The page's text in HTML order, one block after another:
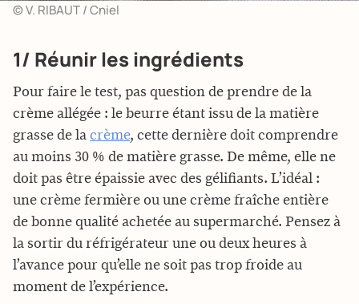
© V. RIBAUT / Cniel
1/ Réunir les ingrédients
Pour faire le test, pas question de prendre de la
crème allégée : le beurre étant issu de la matière
grasse de la crème, cette dernière doit comprendre
au moins 30 % de matière grasse. De même, elle ne
doit pas être épaissie avec des gélifiants. L’idéal :
une crème fermière ou une crème fraîche entière
de bonne qualité achetée au supermarché. Pensez à
la sortir du réfrigérateur une ou deux heures à
l’avance pour qu’elle ne soit pas trop froide au
moment de l’expérience.